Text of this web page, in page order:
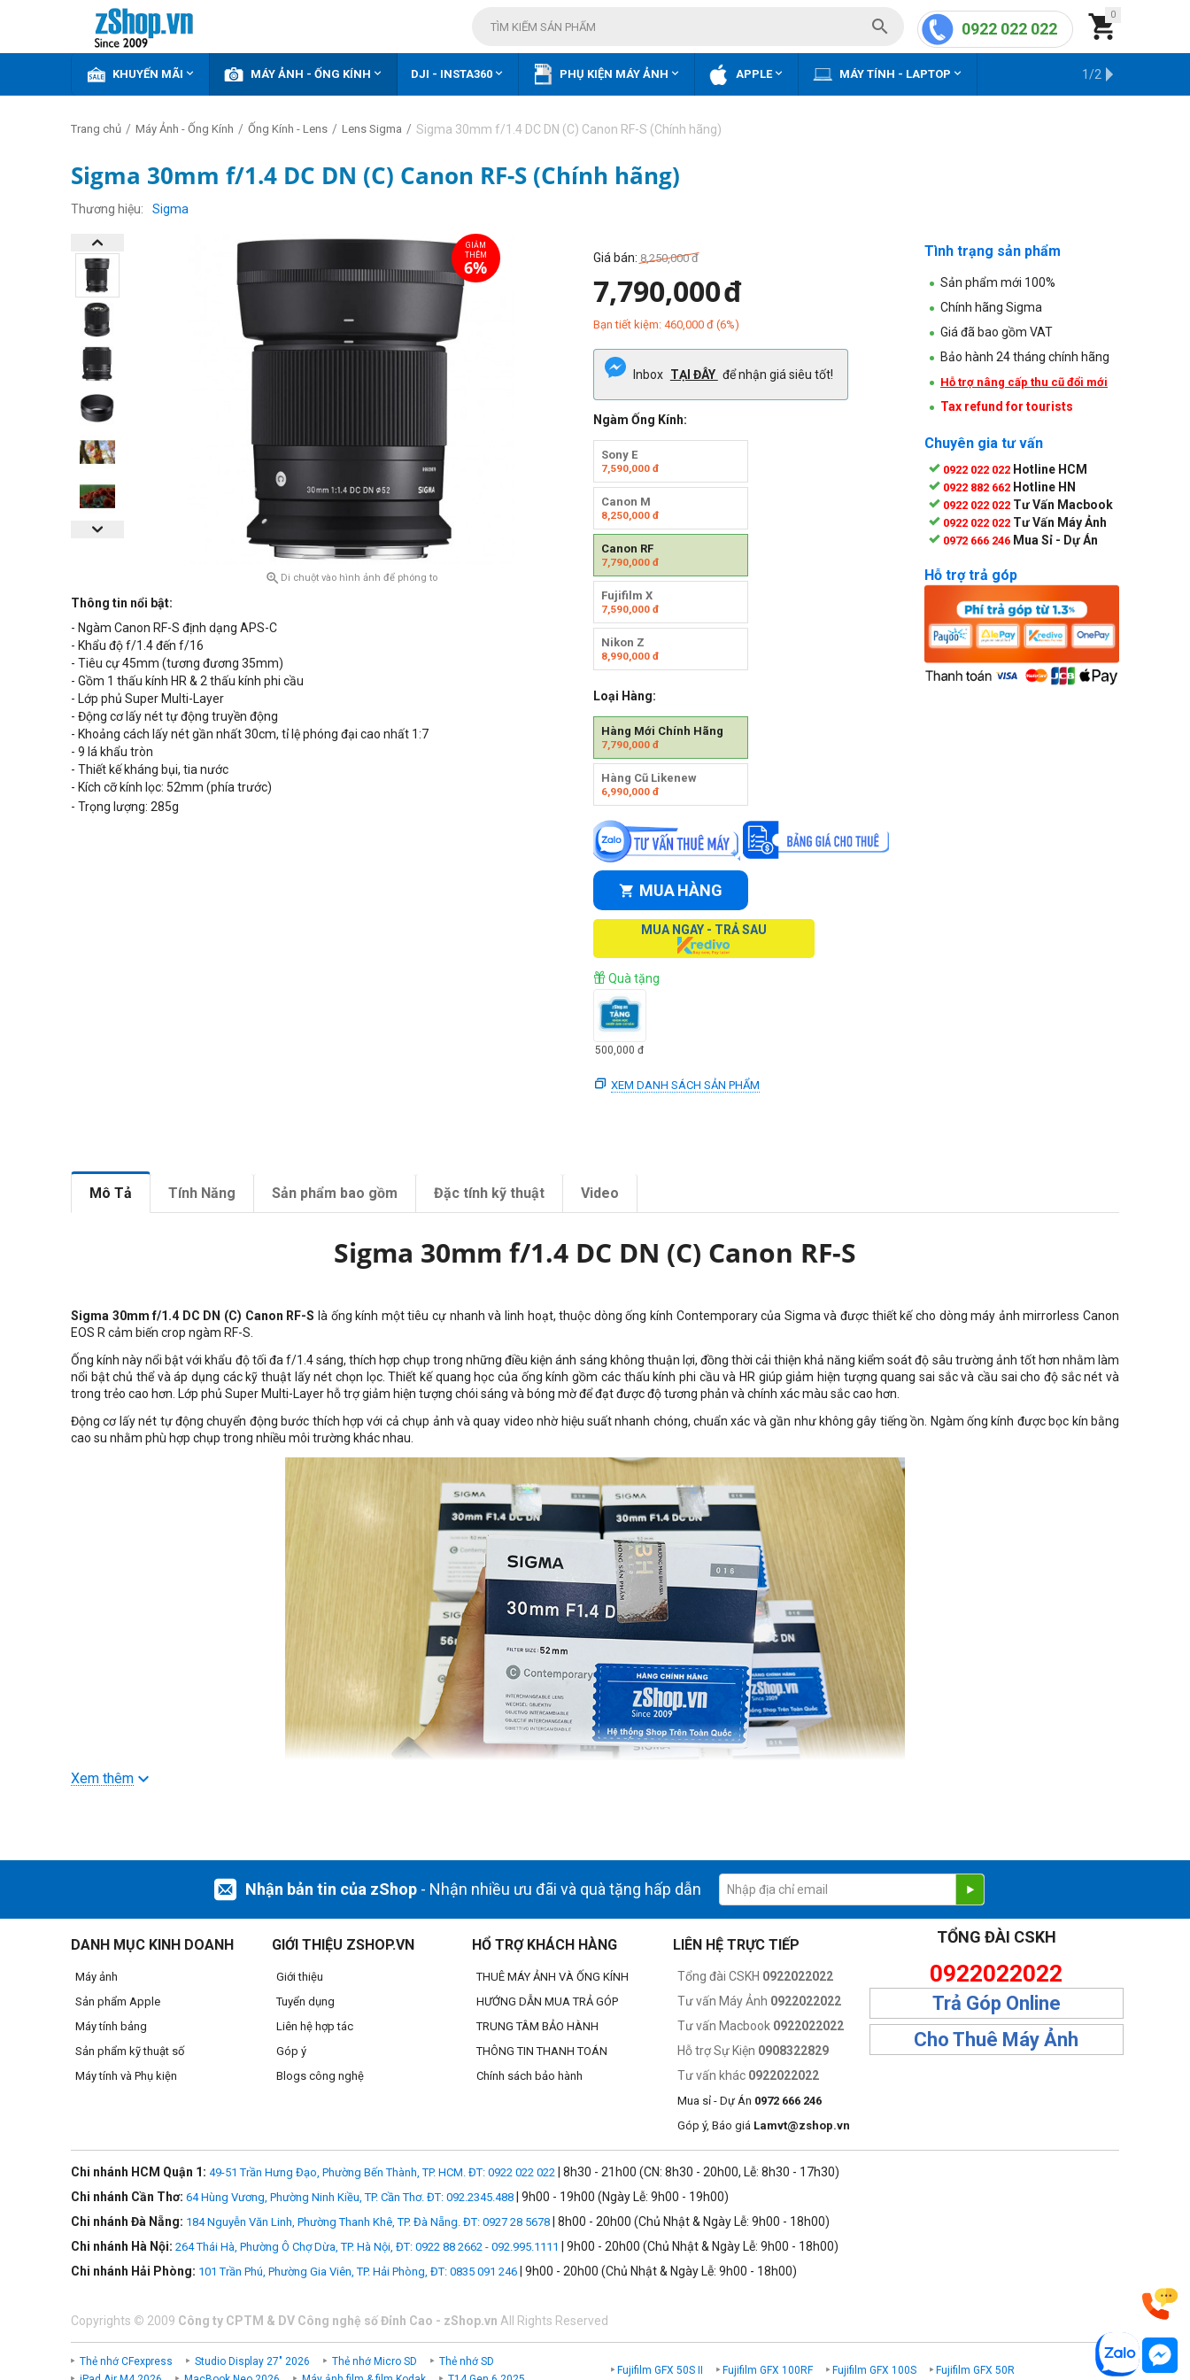
0

0922 022 022

KHUYẾN MÃI  MÁY ẢNH - ỐNG KÍNH  DJI - INSTA360  PHỤ KIỆN MÁY ẢNH  APPLE MÁY TÍNH - LAPTOP  KHO HÀNG CŨ
1/2
Trang chủ / Máy Ảnh - Ống Kính / Ống Kính - Lens / Lens Sigma / Sigma 30mm f/1.4 DC DN (C) Canon RF-S (Chính hãng)
Sigma 30mm f/1.4 DC DN (C) Canon RF-S (Chính hãng)
Thương hiệu Sigma
 Di chuột vào hình ảnh để phóng to
Thông tin nổi bật:
- Ngàm Canon RF-S định dạng APS-C
- Khẩu độ f/1.4 đến f/16
- Tiêu cự 45mm (tương đương 35mm)
- Gồm 1 thấu kính HR & 2 thấu kính phi cầu
- Lớp phủ Super Multi-Layer
- Động cơ lấy nét tự động truyền động
- Khoảng cách lấy nét gần nhất 30cm, tỉ lệ phóng đại cao nhất 1:7
- 9 lá khẩu tròn
- Thiết kế kháng bụi, tia nước
- Kích cỡ kính lọc: 52mm (phía trước)
- Trọng lượng: 285g
Giá bán: 8,250,000 đ
7,790,000đ
Bạn tiết kiệm: 460,000đ(6%)
Inbox TẠI ĐÂY để nhận giá siêu tốt!
Ngàm Ống Kính:
Sony E
7,590,000đ
Canon M
8,250,000đ
Canon RF
7,790,000đ
Fujifilm X
7,590,000đ
Nikon Z
8,990,000đ
Loại Hàng:
Hàng Mới Chính Hãng
7,790,000đ
Hàng Cũ Likenew
6,990,000đ
MUA HÀNG
MUA NGAY - TRẢ SAU
Quà tặng
500,000 đ
XEM DANH SÁCH SẢN PHẨM
Tình trạng sản phẩm
Sản phẩm mới 100%
Chính hãng Sigma
Giá đã bao gồm VAT
Bảo hành 24 tháng chính hãng
Hỗ trợ nâng cấp thu cũ đổi mới
Tax refund for tourists
Chuyên gia tư vấn
0922 022 022 Hotline HCM
0922 882 662 Hotline HN
0922 022 022 Tư Vấn Macbook
0922 022 022 Tư Vấn Máy Ảnh
0972 666 246 Mua Sỉ - Dự Án
Hỗ trợ trả góp
Mô Tả Tính Năng Sản phẩm bao gồm Đặc tính kỹ thuật Video
Sigma 30mm f/1.4 DC DN (C) Canon RF-S
Sigma 30mm f/1.4 DC DN (C) Canon RF-S là ống kính một tiêu cự nhanh và linh hoạt, thuộc dòng ống kính Contemporary của Sigma và được thiết kế cho dòng máy ảnh mirrorless Canon
EOS R cảm biến crop ngàm RF-S.
Ống kính này nổi bật với khẩu độ tối đa f/1.4 sáng, thích hợp chụp trong những điều kiện ánh sáng không thuận lợi, đồng thời cải thiện khả năng kiểm soát độ sâu trường ảnh tốt hơn nhằm làm
nổi bật chủ thể và áp dụng các kỹ thuật lấy nét chọn lọc. Thiết kế quang học của ống kính gồm các thấu kính phi cầu và HR giúp giảm hiện tượng quang sai sắc và cầu sai cho độ sắc nét và
trong trẻo cao hơn. Lớp phủ Super Multi-Layer hỗ trợ giảm hiện tượng chói sáng và bóng mờ để đạt được độ tương phản và chính xác màu sắc cao hơn.
Động cơ lấy nét tự động chuyển động bước thích hợp với cả chụp ảnh và quay video nhờ hiệu suất nhanh chóng, chuẩn xác và gần như không gây tiếng ồn. Ngàm ống kính được bọc kín bằng
cao su nhằm phù hợp chụp trong nhiều môi trường khác nhau.
Xem thêm
Nhận bản tin của zShop - Nhận nhiều ưu đãi và quà tặng hấp dẫn
DANH MỤC KINH DOANH
Máy ảnh
Sản phẩm Apple
Máy tính bảng
Sản phẩm kỹ thuật số
Máy tính và Phụ kiện
GIỚI THIỆU ZSHOP.VN
Giới thiệu
Tuyển dụng
Liên hệ hợp tác
Góp ý
Blogs công nghệ
HỔ TRỢ KHÁCH HÀNG
THUÊ MÁY ẢNH VÀ ỐNG KÍNH
HƯỚNG DẪN MUA TRẢ GÓP
TRUNG TÂM BẢO HÀNH
THÔNG TIN THANH TOÁN
Chính sách bảo hành
LIÊN HỆ TRỰC TIẾP
Tổng đài CSKH 0922022022
Tư vấn Máy Ảnh 0922022022
Tư vấn Macbook 0922022022
Hỗ trợ Sự Kiện 0908322829
Tư vấn khác 0922022022
Mua sỉ - Dự Án 0972 666 246
Góp ý, Báo giá Lamvt@zshop.vn
TỔNG ĐÀI CSKH
0922022022
Trả Góp Online
Cho Thuê Máy Ảnh
Chi nhánh HCM Quận 1: 49-51 Trần Hưng Đạo, Phường Bến Thành, TP. HCM. ĐT: 0922 022 022 | 8h30 - 21h00 (CN: 8h30 - 20h00, Lễ: 8h30 - 17h30)
Chi nhánh Cần Thơ: 64 Hùng Vương, Phường Ninh Kiều, TP. Cần Thơ. ĐT: 092.2345.488 | 9h00 - 19h00 (Ngày Lễ: 9h00 - 19h00)
Chi nhánh Đà Nẵng: 184 Nguyễn Văn Linh, Phường Thanh Khê, TP. Đà Nẵng. ĐT: 0927 28 5678 | 8h00 - 20h00 (Chủ Nhật & Ngày Lễ: 9h00 - 18h00)
Chi nhánh Hà Nội: 264 Thái Hà, Phường Ô Chợ Dừa, TP. Hà Nội, ĐT: 0922 88 2662 - 092.995.1111
| 9h00 - 20h00 (Chủ Nhật & Ngày Lễ: 9h00 - 18h00)
Chi nhánh Hải Phòng: 101 Trần Phú, Phường Gia Viên, TP. Hải Phòng, ĐT: 0835 091 246 | 9h00 - 20h00 (Chủ Nhật & Ngày Lễ: 9h00 - 18h00)
Copyrights © 2009 Công ty CPTM & DV Công nghệ số Đỉnh Cao - zShop.vn All Rights Reserved
Thẻ nhớ CFexpress Studio Display 27" 2026 Thẻ nhớ Micro SD
Thẻ nhớ SD
Fujifilm GFX 50S II Fujifilm GFX 100RF Fujifilm GFX 100S Fujifilm GFX 50R